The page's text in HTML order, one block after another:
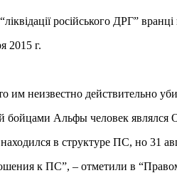
російського ДРГ”
2015 г.
им неизвестно действительно
бойцами Альфы человек
в структуре ПС, но 31
к ПС”, – отметили в